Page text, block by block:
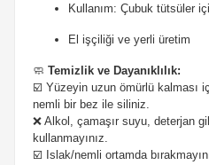
Kullanım: Çubuk tütsüler
El işçiliği ve yerli üretim
🧼 Temizlik ve Dayanıklılık:
☑️ Yüzeyin uzun ömürlü kalması
nemli bir bez ile siliniz.
❌ Alkol, çamaşır suyu, deterjan
kullanmayınız.
☑️ Islak/nemli ortamda